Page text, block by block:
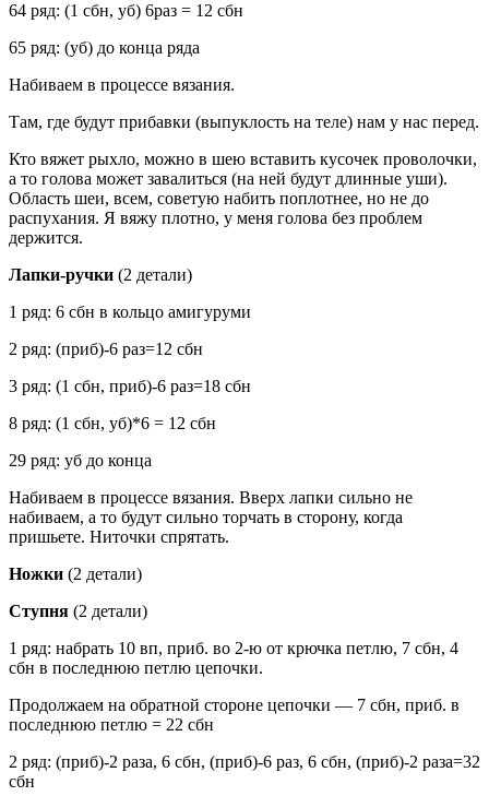
64 ряд: (1 сбн, уб) 6раз = 12 сбн
65 ряд: (уб) до конца ряда
Набиваем в процессе вязания.
Там, где будут прибавки (выпуклость на теле) нам у нас перед.
Кто вяжет рыхло, можно в шею вставить кусочек проволочки,
а то голова может завалиться (на ней будут длинные уши).
Область шеи, всем, советую набить поплотнее, но не до
распухания. Я вяжу плотно, у меня голова без проблем
держится.
Лапки-ручки (2 детали)
1 ряд: 6 сбн в кольцо амигуруми
2 ряд: (приб)-6 раз=12 сбн
3 ряд: (1 сбн, приб)-6 раз=18 сбн
8 ряд: (1 сбн, уб)*6 = 12 сбн
29 ряд: уб до конца
Набиваем в процессе вязания. Вверх лапки сильно не
набиваем, а то будут сильно торчать в сторону, когда
пришьете. Ниточки спрятать.
Ножки (2 детали)
Ступня (2 детали)
1 ряд: набрать 10 вп, приб. во 2-ю от крючка петлю, 7 сбн, 4
сбн в последнюю петлю цепочки.
Продолжаем на обратной стороне цепочки — 7 сбн, приб. в
последнюю петлю = 22 сбн
2 ряд: (приб)-2 раза, 6 сбн, (приб)-6 раз, 6 сбн, (приб)-2 раза=32
сбн